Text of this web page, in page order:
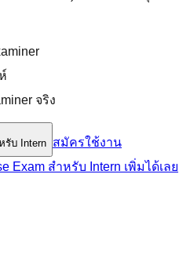
จริง
รับ Intern สมัครใช้งาน
Exam สำหรับ Intern เพิ่มได้เลย